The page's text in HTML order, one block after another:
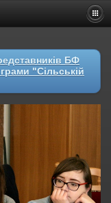
БФ
"Сільській